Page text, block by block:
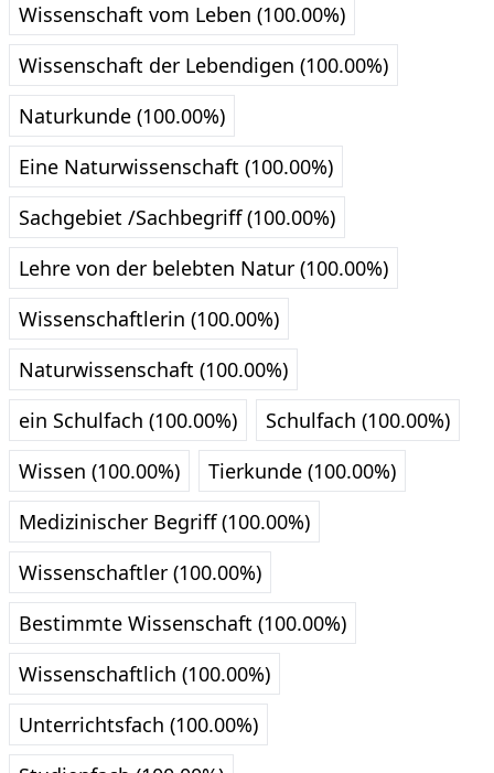
Wissenschaft vom Leben (100.00%)
Wissenschaft der Lebendigen (100.00%)
Naturkunde (100.00%)
Eine Naturwissenschaft (100.00%)
Sachgebiet /Sachbegriff (100.00%)
Lehre von der belebten Natur (100.00%)
Wissenschaftlerin (100.00%)
Naturwissenschaft (100.00%)
ein Schulfach (100.00%)
Schulfach (100.00%)
Wissen (100.00%)
Tierkunde (100.00%)
Medizinischer Begriff (100.00%)
Wissenschaftler (100.00%)
Bestimmte Wissenschaft (100.00%)
Wissenschaftlich (100.00%)
Unterrichtsfach (100.00%)